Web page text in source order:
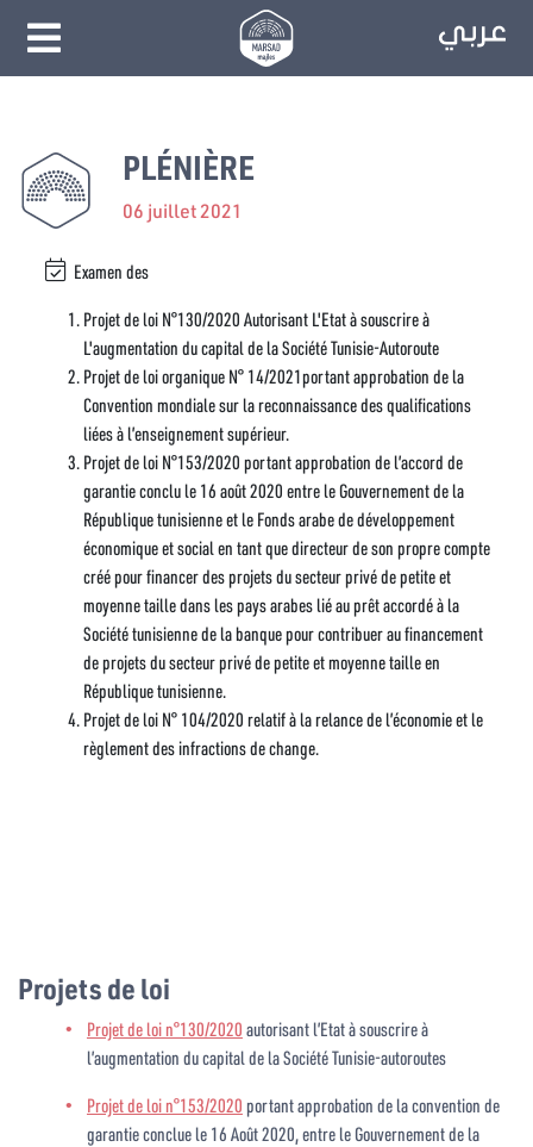
PLÉNIÈRE
06 juillet 2021
Examen des
Projet de loi N°130/2020 Autorisant L'Etat à souscrire à
L'augmentation du capital de la Société Tunisie-Autoroute
Projet de loi organique N° 14/2021portant approbation de la
Convention mondiale sur la reconnaissance des qualifications
liées à l’enseignement supérieur.
Projet de loi N°153/2020 portant approbation de l’accord de
garantie conclu le 16 août 2020 entre le Gouvernement de la
République tunisienne et le Fonds arabe de développement
économique et social en tant que directeur de son propre compte
créé pour financer des projets du secteur privé de petite et
moyenne taille dans les pays arabes lié au prêt accordé à la
Société tunisienne de la banque pour contribuer au financement
de projets du secteur privé de petite et moyenne taille en
République tunisienne.
Projet de loi N° 104/2020 relatif à la relance de l’économie et le
règlement des infractions de change.
Projets de loi
Projet de loi n°130/2020autorisant l’Etat à souscrire à
l’augmentation du capital de la Société Tunisie-autoroutes
Projet de loi n°153/2020portant approbation de la convention de
garantie conclue le 16 Août 2020, entre le Gouvernement de la